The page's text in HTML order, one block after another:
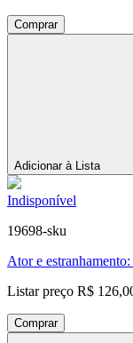
Comprar
Adicionar à Lista
Indisponível
19698-sku
Ator e
Listar preço R$
Comprar